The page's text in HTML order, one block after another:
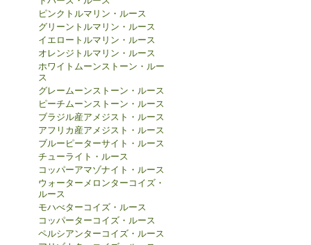
ピンクトルマリン・ルース
グリーントルマリン・ルース
イエロートルマリン・ルース
オレンジトルマリン・ルース
ホワイトムーンストーン・ルー
ス
グレームーンストーン・ルース
ピーチムーンストーン・ルース
ブラジル産アメジスト・ルース
アフリカ産アメジスト・ルース
ブルーピーターサイト・ルース
チューライト・ルース
コッパーアマゾナイト・ルース
ウォーターメロンターコイズ・
ルース
モハべターコイズ・ルース
コッパーターコイズ・ルース
ペルシアンターコイズ・ルース